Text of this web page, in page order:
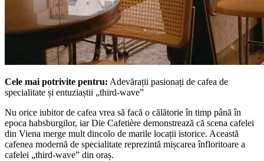
Cele mai potrivite pentru: Adevărații pasionați de cafea de
specialitate și entuziaștii „third-wave”
Nu orice iubitor de cafea vrea să facă o călătorie în timp până în
epoca habsburgilor, iar Die Cafetière demonstrează că scena cafelei
din Viena merge mult dincolo de marile locații istorice. Această
cafenea modernă de specialitate reprezintă mișcarea înfloritoare a
cafelei „third-wave” din oraș.